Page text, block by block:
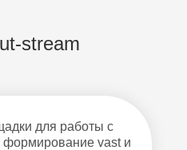
stream
для работы с
vast и